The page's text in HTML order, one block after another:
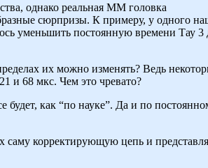
однако реальная ММ головка
сюрпризы. К примеру, у одного
уменьшить постоянную времени Тау 3
их можно изменять? Ведь
и 68 мкс. Чем это чревато?
будет, как “по науке”. Да и по
саму корректирующую цепь и